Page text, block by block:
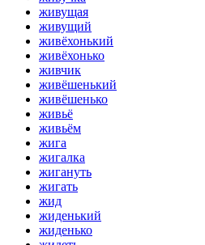
живущая
живущий
живёхонький
живёхонько
живчик
живёшенький
живёшенько
живьё
живьём
жига
жигалка
жигануть
жигать
жид
жиденький
жиденько